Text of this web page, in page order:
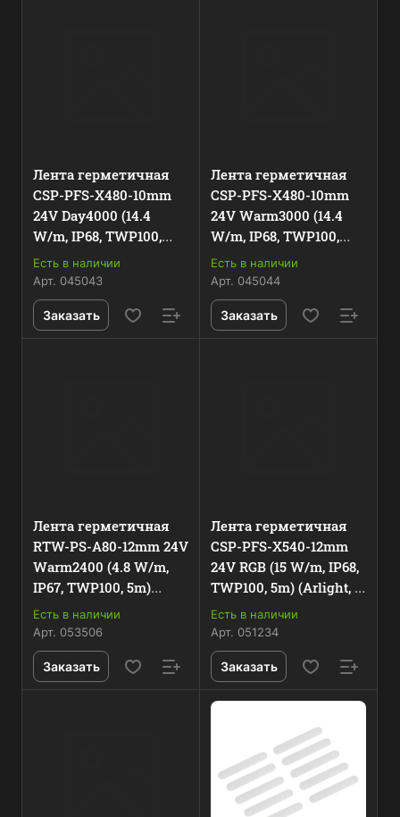
Лента герметичная
CSP-PFS-X480-10mm
24V Day4000 (14.4
W/m, IP68, TWP100,
5m) (Arlight, -) 045043
Есть в наличии
Арт. 045043
Заказать
Лента герметичная
CSP-PFS-X480-10mm
24V Warm3000 (14.4
W/m, IP68, TWP100,
5m) (Arlight, -) 045044
Есть в наличии
Арт. 045044
Заказать
Лента герметичная
RTW-PS-A80-12mm 24V
Warm2400 (4.8 W/m,
IP67, TWP100, 5m)
(Arlight, -) 053506
Есть в наличии
Арт. 053506
Заказать
Лента герметичная
CSP-PFS-X540-12mm
24V RGB (15 W/m, IP68,
TWP100, 5m) (Arlight, -)
051234
Есть в наличии
Арт. 051234
Заказать